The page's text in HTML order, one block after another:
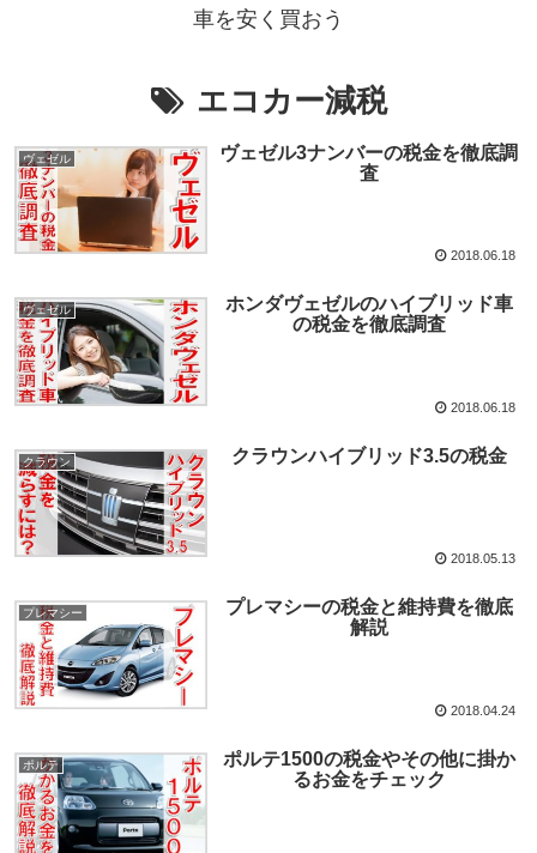
車を安く買おう
エコカー減税
ヴェゼル
ヴェゼル3ナンバーの税金を徹底調
査
2018.06.18
ヴェゼル
ホンダヴェゼルのハイブリッド車
の税金を徹底調査
2018.06.18
クラウン クラウンハイブリッド3.5の税金
2018.05.13
プレマシー
プレマシーの税金と維持費を徹底
解説
2018.04.24
ポルテ
ポルテ1500の税金やその他に掛か
るお金をチェック